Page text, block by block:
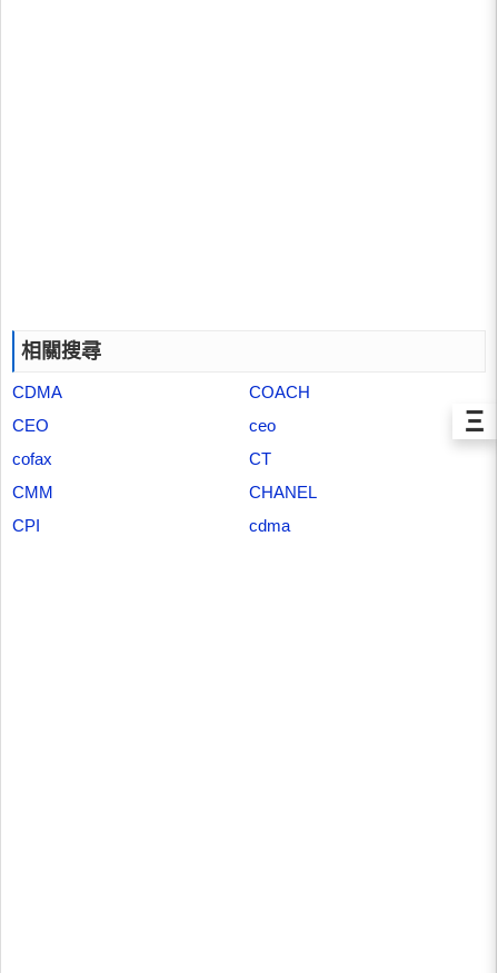
相關搜尋
CDMA
COACH
CEO
ceo
cofax
CT
CMM
CHANEL
CPI
cdma
Ξ